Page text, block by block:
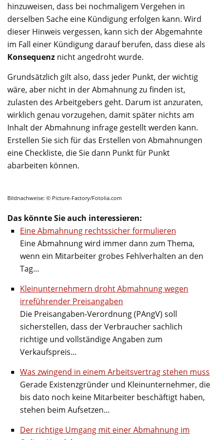
hinzuweisen, dass bei nochmaligem Vergehen in
derselben Sache eine Kündigung erfolgen kann. Wird
dieser Hinweis vergessen, kann sich der Abgemahnte
im Fall einer Kündigung darauf berufen, dass diese als
Konsequenz nicht angedroht wurde.
Grundsätzlich gilt also, dass jeder Punkt, der wichtig
wäre, aber nicht in der Abmahnung zu finden ist,
zulasten des Arbeitgebers geht. Darum ist anzuraten,
wirklich genau vorzugehen, damit später nichts am
Inhalt der Abmahnung infrage gestellt werden kann.
Erstellen Sie sich für das Erstellen von Abmahnungen
eine Checkliste, die Sie dann Punkt für Punkt
abarbeiten können.
Bildnachweise: © Picture-Factory/Fotolia.com
Das könnte Sie auch interessieren:
Eine Abmahnung rechtssicher formulieren
Eine Abmahnung wird immer dann zum Thema,
wenn ein Mitarbeiter grobes Fehlverhalten an den
Tag…
Kleinunternehmern droht Abmahnung wegen
irreführender Preisangaben
Die Preisangaben-Verordnung (PAngV) soll
sicherstellen, dass der Verbraucher sachlich
richtige und vollständige Angaben zum
Verkaufspreis…
Was zwingend in einem Arbeitsvertrag stehen muss
Gerade Existenzgründer und Kleinunternehmer, die
bis dato noch keine Mitarbeiter beschäftigt haben,
stehen beim Aufsetzen…
Der richtige Umgang mit einer Abmahnung im